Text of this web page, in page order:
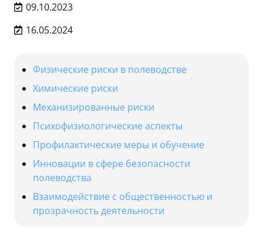
09.10.2023
16.05.2024
Физические риски в полеводстве
Химические риски
Механизированные риски
Психофизиологические аспекты
Профилактические меры и обучение
Инновации в сфере безопасности
полеводства
Взаимодействие с общественностью и
прозрачность деятельности